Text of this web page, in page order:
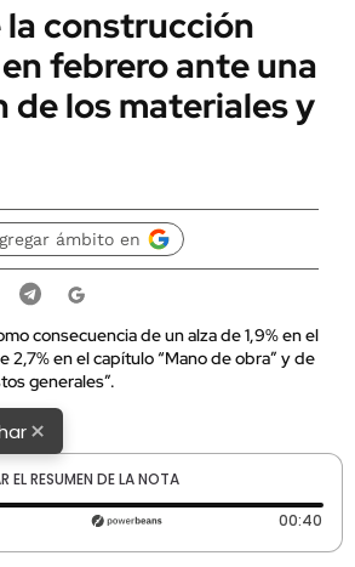
la construcción
febrero ante una
de los materiales y
ámbito en
consecuencia de un alza de 1,9% en el
2,7% en el capítulo “Mano de obra” y de
generales”.
×
EL RESUMEN DE LA NOTA
transcurrido: 0 segundos 00:40